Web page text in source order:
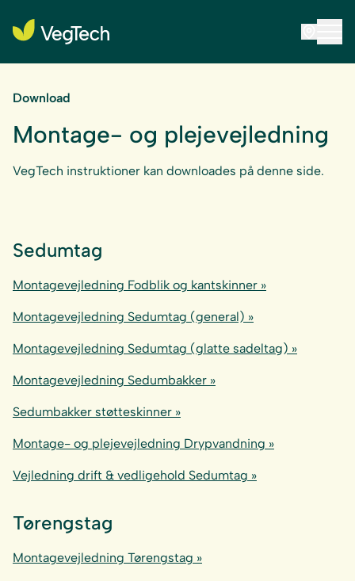
Download
Montage- og plejevejledning
VegTech instruktioner kan downloades på denne side.
Sedumtag
Montagevejledning Fodblik og kantskinner »
Montagevejledning Sedumtag (general) »
Montagevejledning Sedumtag (glatte sadeltag) »
Montagevejledning Sedumbakker »
Sedumbakker støtteskinner »
Montage- og plejevejledning Drypvandning »
Vejledning drift & vedligehold Sedumtag »
Tørengstag
Montagevejledning Tørengstag »